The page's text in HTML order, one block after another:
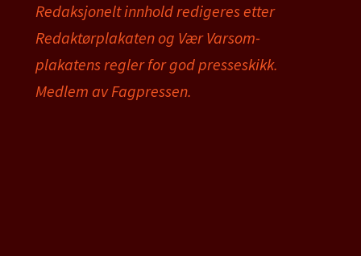
Redaksjonelt innhold redigeres etter
Redaktørplakaten og Vær Varsom-
plakatens regler for god presseskikk.
Medlem av Fagpressen.